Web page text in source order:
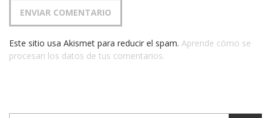
Este sitio usa Akismet para reducir el spam. Aprende cómo se
procesan los datos de tus comentarios.